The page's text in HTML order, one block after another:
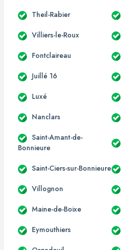
Theil-Rabier
Villiers-le-Roux
Fontclaireau
Juillé 16
Luxé
Nanclars
Saint-Amant-de-
Bonnieure
Saint-Ciers-sur-Bonnieure
Villognon
Maine-de-Boixe
Eymouthiers